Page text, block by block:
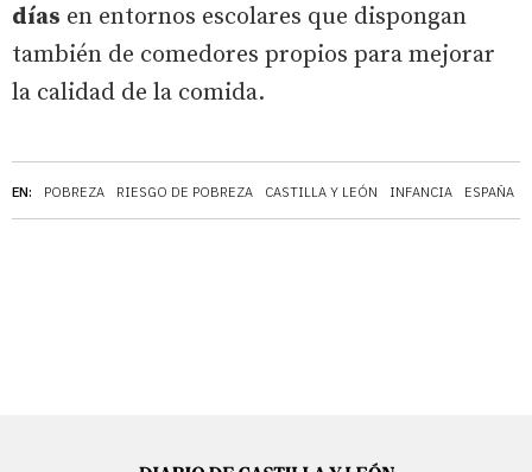
EN: POBREZA RIESGO DE POBREZA CASTILLA Y LEÓN INFANCIA ESPAÑA
días en entornos escolares que dispongan
también de comedores propios para mejorar
la calidad de la comida.